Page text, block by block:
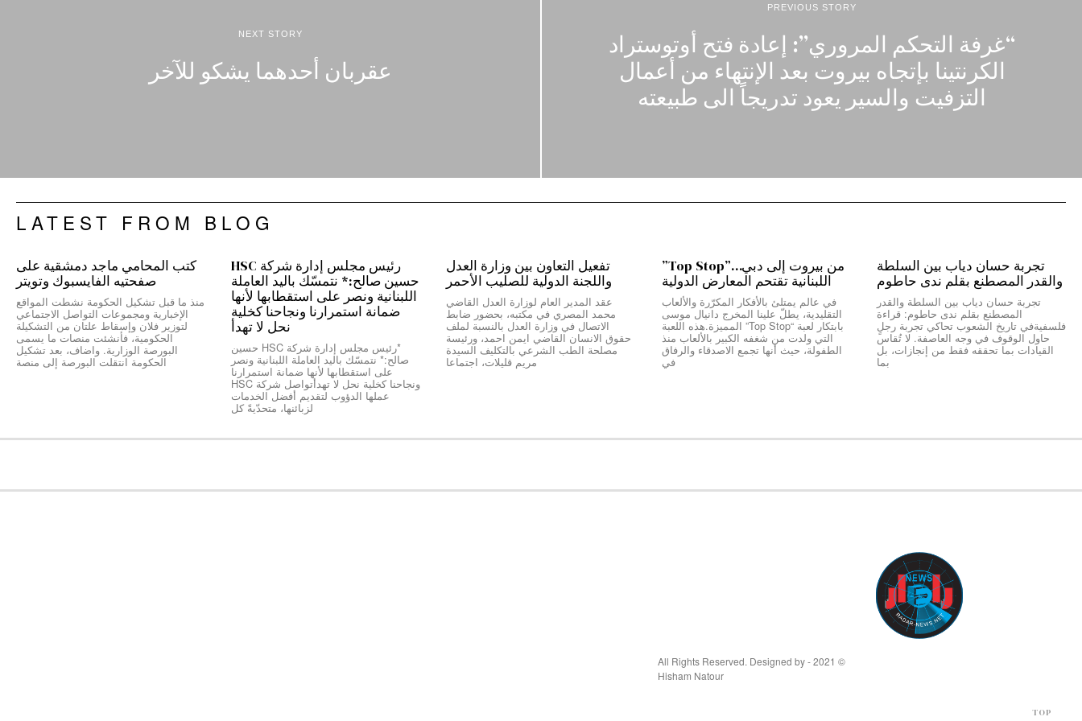
PREVIOUS STORY
“غرفة التحكم المروري”: إعادة فتح أوتوستراد
الكرنتينا بإتجاه بيروت بعد الإنتهاء من أعمال
التزفيت والسير يعود تدريجاً الى طبيعته
NEXT STORY
عقربان أحدهما يشكو للآخر
LATEST FROM BLOG
تجربة حسان دياب بين السلطة
والقدر المصطنع بقلم ندى حاطوم
تجربة حسان دياب بين السلطة والقدر
المصطنع بقلم ندى حاطوم: قراءة
فلسفيةفي تاريخ الشعوب تحاكي تجربة رجلٍ
حاول الوقوف في وجه العاصفة. لا تُقاس
القيادات بما تحققه فقط من إنجازات، بل
بما
من بيروت إلى دبي…”Top Stop”
اللبنانية تقتحم المعارض الدولية
في عالم يمتلئ بالأفكار المكرّرة والألعاب
التقليدية، يطلّ علينا المخرج دانيال موسى
بابتكار لعبة “Top Stop” المميزة.هذه اللعبة
التي ولدت من شغفه الكبير بالألعاب منذ
الطفولة، حيث أنها تجمع الاصدقاء والرفاق
في
تفعيل التعاون بين وزارة العدل
واللجنة الدولية للصليب الأحمر
عقد المدير العام لوزارة العدل القاضي
محمد المصري في مكتبه، بحضور ضابط
الاتصال في وزارة العدل بالنسبة لملف
حقوق الانسان القاضي ايمن احمد، ورئيسة
مصلحة الطب الشرعي بالتكليف السيدة
مريم قليلات، اجتماعا
رئيس مجلس إدارة شركة HSC
حسين صالح:* نتمسّك باليد العاملة
اللبنانية ونصر على استقطابها لأنها
ضمانة استمرارنا ونجاحنا كخلية
نحل لا تهدأ
*رئيس مجلس إدارة شركة HSC حسين
صالح:* نتمسّك باليد العاملة اللبنانية ونصر
على استقطابها لأنها ضمانة استمرارنا
ونجاحنا كخلية نحل لا تهدأتواصل شركة HSC
عملها الدؤوب لتقديم أفضل الخدمات
لزبائنها، متحدّيةً كل
كتب المحامي ماجد دمشقية على
صفحتيه الفايسبوك وتويتر
منذ ما قبل تشكيل الحكومة نشطت المواقع
الإخبارية ومجموعات التواصل الاجتماعي
لتوزير فلان وإسقاط علتان من التشكيلة
الحكومية، فأنشئت منصات ما يسمى
البورصة الوزارية. واضاف، بعد تشكيل
الحكومة انتقلت البورصة إلى منصة
© 2021 - All Rights Reserved. Designed by
Hisham Natour
TOP